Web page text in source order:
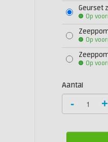
Geurset
Op
Op
Op
Aantal
- +